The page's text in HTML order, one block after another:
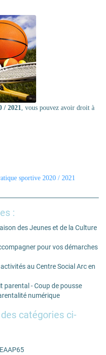
/ 2021, vous pouvez avoir droit à
sportive 2020 / 2021
:
des Jeunes et de la Culture
pour vos démarches
au Centre Social Arc en
parental - Coup de pousse
numérique
catégories ci-